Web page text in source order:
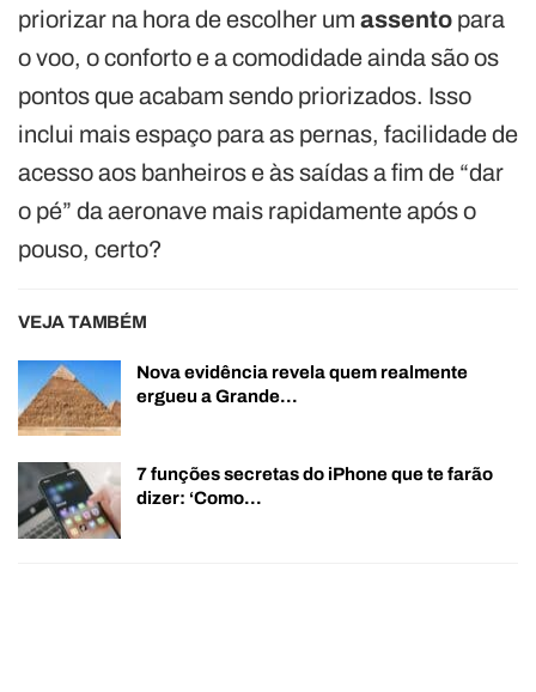
priorizar na hora de escolher um assento para
o voo, o conforto e a comodidade ainda são os
pontos que acabam sendo priorizados. Isso
inclui mais espaço para as pernas, facilidade de
acesso aos banheiros e às saídas a fim de “dar
o pé” da aeronave mais rapidamente após o
pouso, certo?
VEJA TAMBÉM
Nova evidência revela quem realmente
ergueu a Grande…
7 funções secretas do iPhone que te farão
dizer: ‘Como…